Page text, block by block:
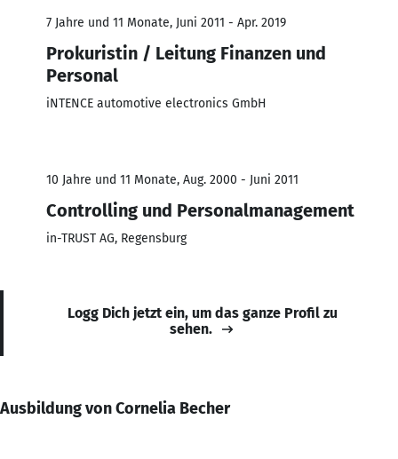
7 Jahre und 11 Monate, Juni 2011 - Apr. 2019
Prokuristin / Leitung Finanzen und
Personal
iNTENCE automotive electronics GmbH
10 Jahre und 11 Monate, Aug. 2000 - Juni 2011
Controlling und Personalmanagement
in-TRUST AG, Regensburg
Logg Dich jetzt ein, um das ganze Profil zu
sehen.
Ausbildung von Cornelia Becher